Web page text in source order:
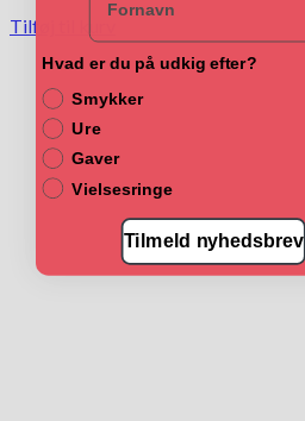
Tilføj til kurv
Hvad er du på udkig efter?
Smykker
Ure
Gaver
Vielsesringe
Tilmeld nyhedsbrev